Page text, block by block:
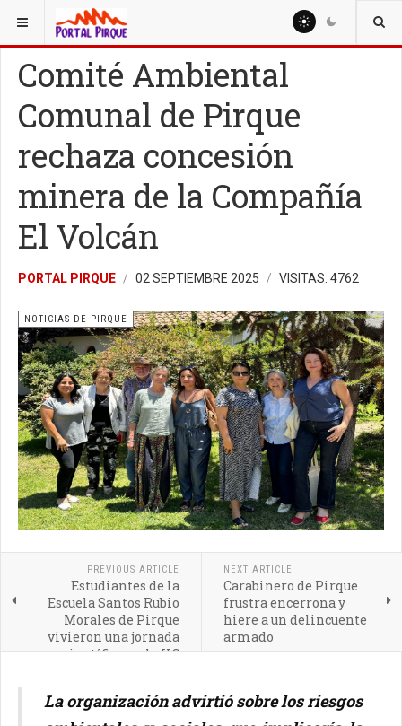
ESTÁ AQUÍ: NOTICIAS
Comité Ambiental
Comunal de Pirque
rechaza concesión
minera de la Compañía
El Volcán
PORTAL PIRQUE 02 SEPTIEMBRE 2025 VISITAS: 4762
NOTICIAS DE PIRQUE
PREVIOUS ARTICLE
Estudiantes de la
Escuela Santos Rubio
Morales de Pirque
vivieron una jornada
científica en la UC
NEXT ARTICLE
Carabinero de Pirque
frustra encerrona y
hiere a un delincuente
armado
La organización advirtió sobre los riesgos